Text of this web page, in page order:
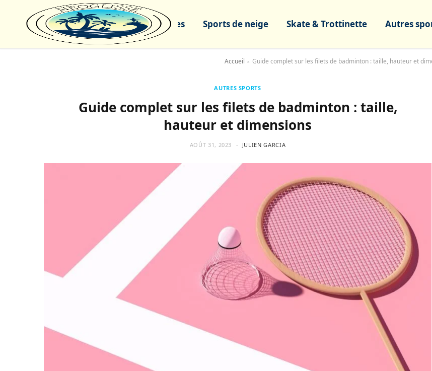
Sports nautiques Sports de neige Skate & Trottinette Autres
Accueil > Guide complet sur les filets de badminton : taille, hauteur et
AUTRES SPORTS
Guide complet sur les filets de badminton : taille,
hauteur et dimensions
AOÛT 31, 2023 JULIEN GARCIA